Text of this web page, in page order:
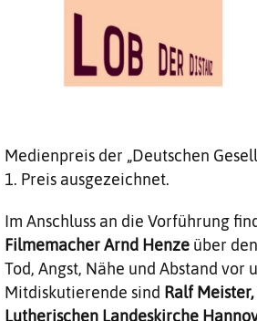
Medienpreis der „Deutschen
1. Preis ausgezeichnet.
Im Anschluss an die Vorführung
Filmemacher Arnd Henze über
Tod, Angst, Nähe und Abstand
Mitdiskutierende sind Ralf
Lutherischen Landeskirche